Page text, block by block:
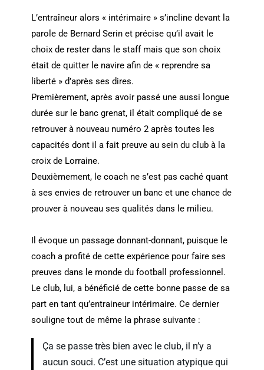
L’entraîneur alors « intérimaire » s’incline devant la
parole de Bernard Serin et précise qu’il avait le
choix de rester dans le staff mais que son choix
était de quitter le navire afin de « reprendre sa
liberté » d’après ses dires.
Premièrement, après avoir passé une aussi longue
durée sur le banc grenat, il était compliqué de se
retrouver à nouveau numéro 2 après toutes les
capacités dont il a fait preuve au sein du club à la
croix de Lorraine.
Deuxièmement, le coach ne s’est pas caché quant
à ses envies de retrouver un banc et une chance de
prouver à nouveau ses qualités dans le milieu.
Il évoque un passage donnant-donnant, puisque le
coach a profité de cette expérience pour faire ses
preuves dans le monde du football professionnel.
Le club, lui, a bénéficié de cette bonne passe de sa
part en tant qu’entraineur intérimaire. Ce dernier
souligne tout de même la phrase suivante :
Ça se passe très bien avec le club, il n’y a
aucun souci. C’est une situation atypique qui